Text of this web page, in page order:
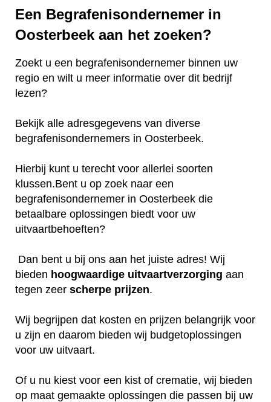
Een Begrafenisondernemer in
Oosterbeek aan het zoeken?
Zoekt u een begrafenisondernemer binnen uw
regio en wilt u meer informatie over dit bedrijf
lezen?
Bekijk alle adresgegevens van diverse
begrafenisondernemers in Oosterbeek.
Hierbij kunt u terecht voor allerlei soorten
klussen.Bent u op zoek naar een
begrafenisondernemer in Oosterbeek die
betaalbare oplossingen biedt voor uw
uitvaartbehoeften?
Dan bent u bij ons aan het juiste adres! Wij
bieden hoogwaardige uitvaartverzorging aan
tegen zeer scherpe prijzen.
Wij begrijpen dat kosten en prijzen belangrijk voor
u zijn en daarom bieden wij budgetoplossingen
voor uw uitvaart.
Of u nu kiest voor een kist of crematie, wij bieden
op maat gemaakte oplossingen die passen bij uw